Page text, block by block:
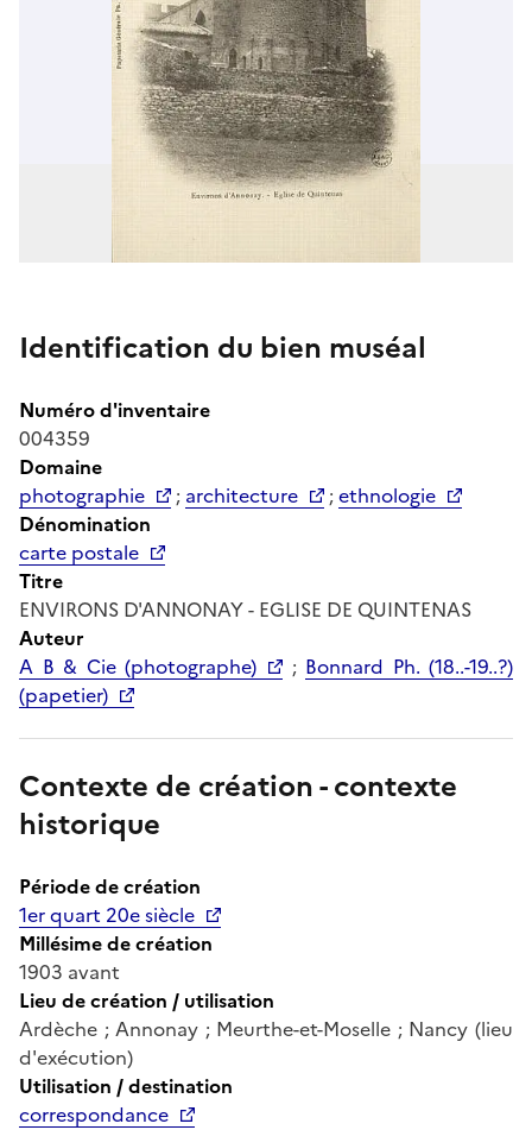
Identification du bien muséal
Numéro d'inventaire
004359
Domaine
photographie
; architecture ;ethnologie
Dénomination
carte postale
Titre
ENVIRONS D'ANNONAY - EGLISE DE QUINTENAS
Auteur
A B & Cie (photographe)
; Bonnard Ph. (18..-19..?)
(papetier)
Contexte de création - contexte
historique
Période de création
1er quart 20e siècle
Millésime de création
1903 avant
Lieu de création / utilisation
Ardèche ; Annonay ; Meurthe-et-Moselle ; Nancy (lieu
d'exécution)
Utilisation / destination
correspondance